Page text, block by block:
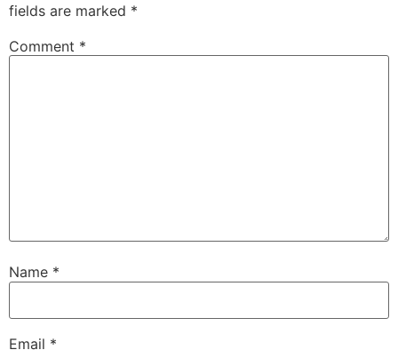
fields are marked *
Comment *
Name *
Email *